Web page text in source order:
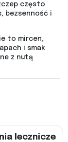
często
bezsenność i
to mircen,
i smak
z nutą
lecznicze